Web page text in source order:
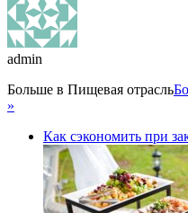
admin
Больше в Пищевая отрасль
»
Как сэкономить при